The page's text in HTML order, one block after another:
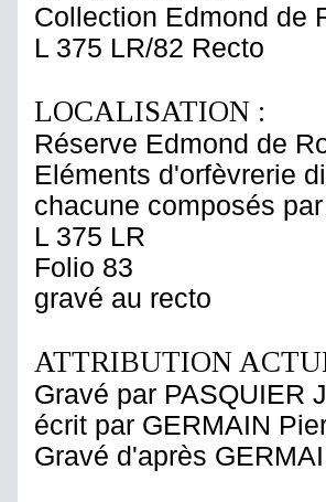
Collection Edmond de
L 375 LR/82 Recto
LOCALISATION :
Réserve Edmond de
Eléments d'orfèvrerie
chacune composés
L 375 LR
Folio 83
gravé au recto
ATTRIBUTION
Gravé par PASQUIER
écrit par GERMAIN
Gravé d'après